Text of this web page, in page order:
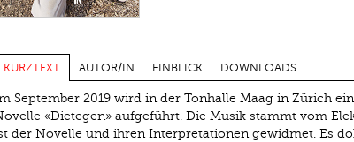
KURZTEXT AUTOR/IN EINBLICK DOWNLOADS
September 2019 wird in der Tonhalle Maag in Zürich
«Dietegen» aufgeführt. Die Musik stammt vom
der Novelle und ihren Interpretationen gewidmet. Es